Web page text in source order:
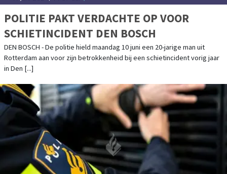
POLITIE PAKT VERDACHTE OP VOOR
SCHIETINCIDENT DEN BOSCH
DEN BOSCH - De politie hield maandag 10 juni een 20-jarige man uit
Rotterdam aan voor zijn betrokkenheid bij een schietincident vorig jaar
in Den [...]